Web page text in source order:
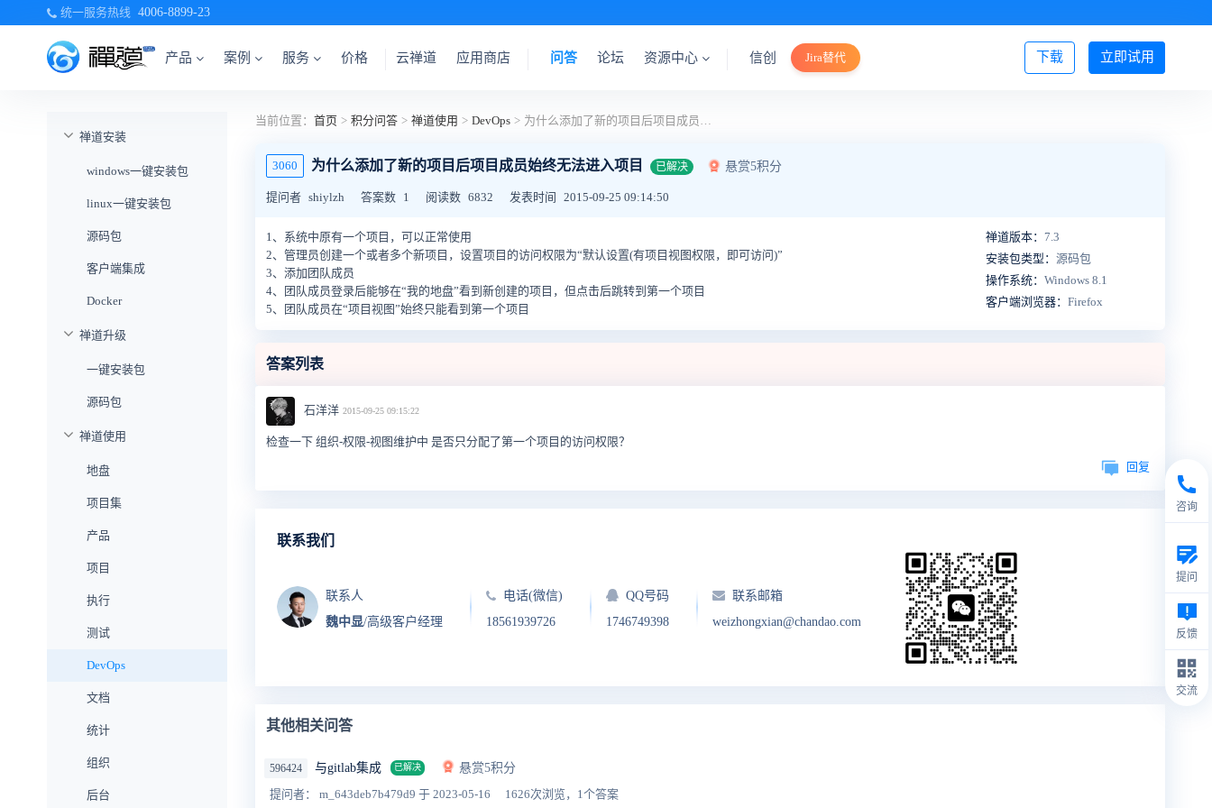
统一服务热线 4006-8899-23
产品 案例 服务 价格 立即试用
下载
云禅道 应用商店 问答 论坛 资源中心 信创 Jira替代 登录/注册
禅道安装
windows一键安装包
linux一键安装包
源码包
客户端集成
Docker
禅道升级
一键安装包
源码包
禅道使用
地盘
项目集
产品
项目
执行
测试
DevOps
文档
统计
组织
后台
当前位置： 首页 > 积分问答 > 禅道使用 > DevOps > 为什么添加了新的项目后项目成员始终无法进入项目
3060 为什么添加了新的项目后项目成员始终无法进入项目 已解决 悬赏5积分
提问者 shiylzh 答案数 1 阅读数 6832 发表时间 2015-09-25 09:14:50
1、系统中原有一个项目，可以正常使用
2、管理员创建一个或者多个新项目，设置项目的访问权限为“默认设置(有项目视图权限，即可访问)”
3、添加团队成员
4、团队成员登录后能够在“我的地盘”看到新创建的项目，但点击后跳转到第一个项目
5、团队成员在“项目视图”始终只能看到第一个项目
禅道版本： 7.3
安装包类型： 源码包
操作系统： Windows 8.1
客户端浏览器： Firefox
答案列表
石洋洋 2015-09-25 09:15:22
检查一下 组织-权限-视图维护中 是否只分配了第一个项目的访问权限？
回复
联系我们
联系人
魏中显/高级客户经理
电话(微信)
18561939726
QQ号码
1746749398
联系邮箱
weizhongxian@chandao.com
其他相关问答
596424 与gitlab集成 已解决
悬赏5积分
提问者： m_643deb7b479d9 于 2023-05-16 1626次浏览，1个答案
咨询
提问
反馈
交流